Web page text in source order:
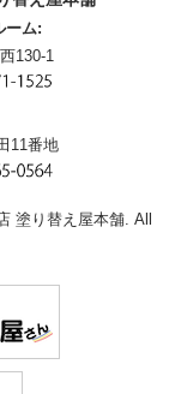
ーム:
130-1
11番地
塗り替え屋本舗. All